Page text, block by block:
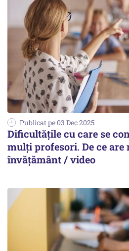
Publicat pe 03 Dec 2025
Dificultățile cu care se
mulți profesori. De ce are
învățământ / video